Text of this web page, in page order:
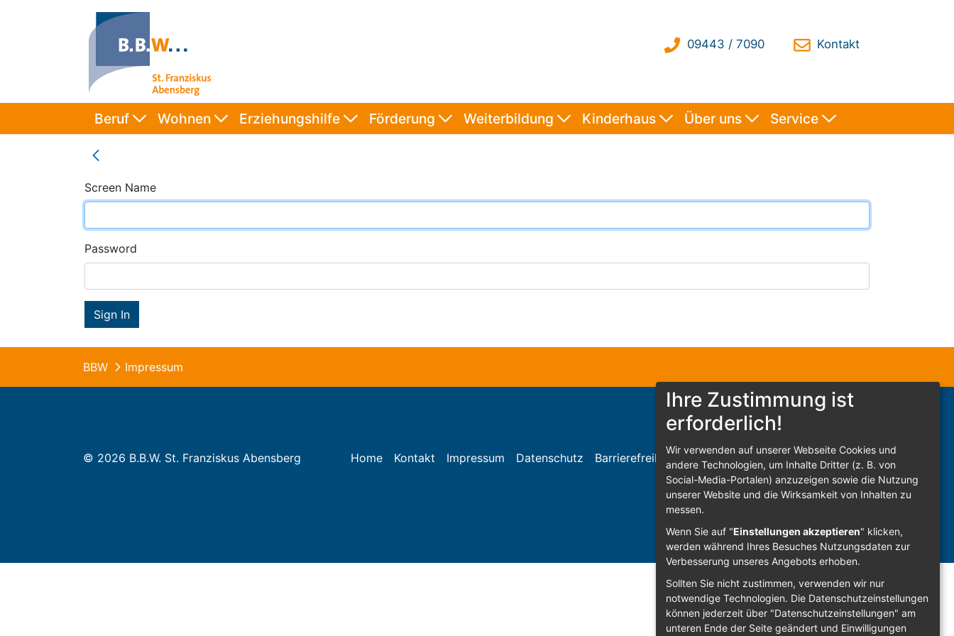
Beruf Wohnen Erziehungshilfe Förderung Weiterbildung Kinderhaus Über uns Service
Screen Name
Password
Sign In
BBW Impressum
© 2026 B.B.W. St. Franziskus Abensberg Home Kontakt Impressum Datenschutz Barrierefreiheit Sign In
Ihre Zustimmung ist
erforderlich!
Wir verwenden auf unserer Webseite Cookies und
andere Technologien, um Inhalte Dritter (z. B. von
Social-Media-Portalen) anzuzeigen sowie die Nutzung
unserer Website und die Wirksamkeit von Inhalten zu
messen.
Wenn Sie auf "Einstellungen akzeptieren" klicken,
werden während Ihres Besuches Nutzungsdaten zur
Verbesserung unseres Angebots erhoben.
Sollten Sie nicht zustimmen, verwenden wir nur
notwendige Technologien. Die Datenschutzeinstellungen
können jederzeit über "Datenschutzeinstellungen" am
unteren Ende der Seite geändert und Einwilligungen